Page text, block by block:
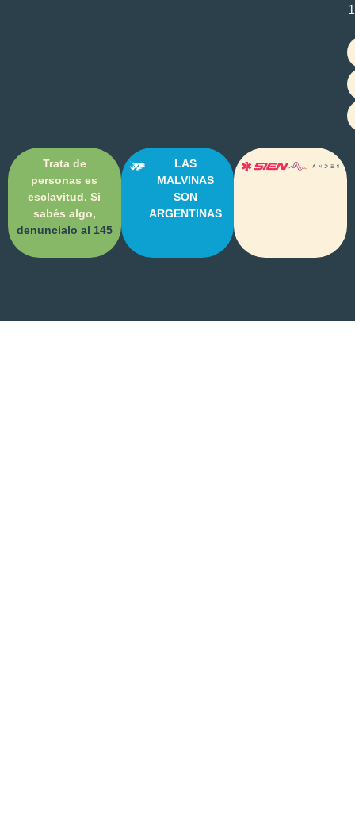
Trata de
personas es
esclavitud. Si
sabés algo,
denuncialo al 145
LAS
MALVINAS
SON
ARGENTINAS